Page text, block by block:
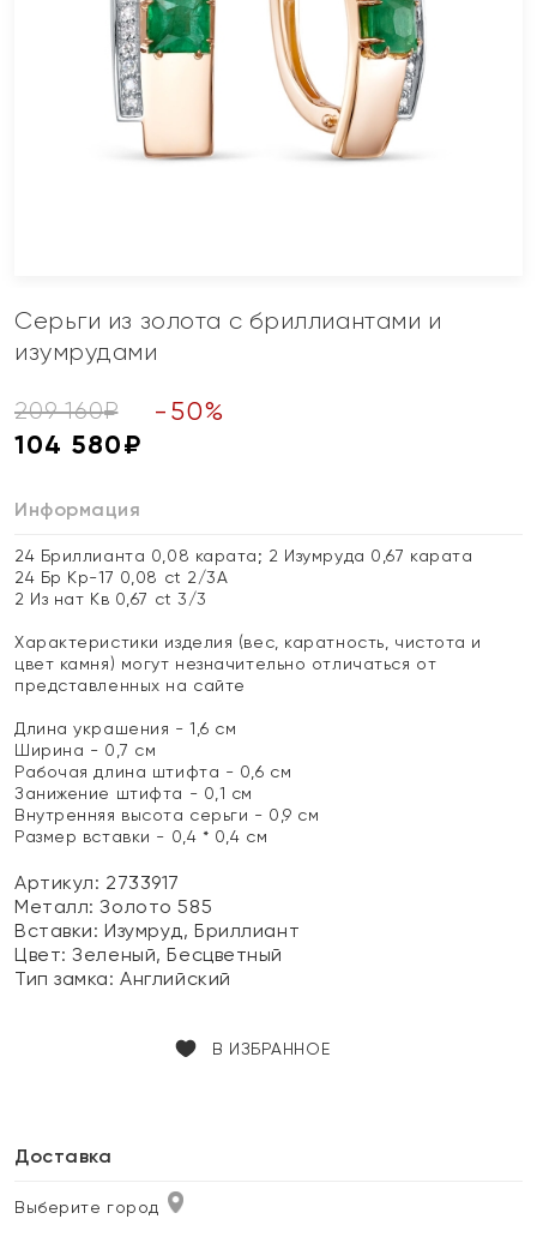
Серьги из золота с бриллиантами и
изумрудами
209 160₽ - 50%
104 580₽
Информация
24 Бриллианта 0,08 карата; 2 Изумруда 0,67 карата
24 Бр Кр-17 0,08 ct 2/3А
2 Из нат Кв 0,67 ct 3/3
Характеристики изделия (вес, каратность, чистота и
цвет камня) могут незначительно отличаться от
представленных на сайте
Длина украшения - 1,6 см
Ширина - 0,7 см
Рабочая длина штифта - 0,6 см
Занижение штифта - 0,1 см
Внутренняя высота серьги - 0,9 см
Размер вставки - 0,4 * 0,4 см
Артикул: 2733917
Металл:Золото 585
Вставки:Изумруд, Бриллиант
Цвет:Зеленый, Бесцветный
Тип замка:Английский
В ИЗБРАННОЕ
Доставка
Выберите город